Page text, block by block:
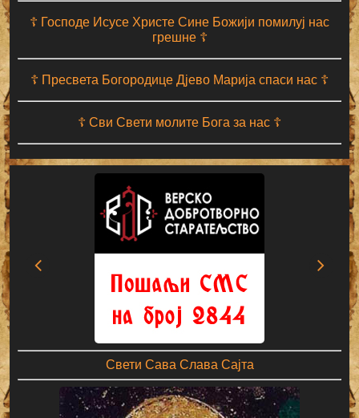
☦ Господе Исусе Христе Сине Божији помилуј нас
грешне ☦
☦ Пресвета Богородице Дјево Марија спаси нас ☦
☦ Сви Свети молите Бога за нас ☦
Свети Сава Слава Сајта